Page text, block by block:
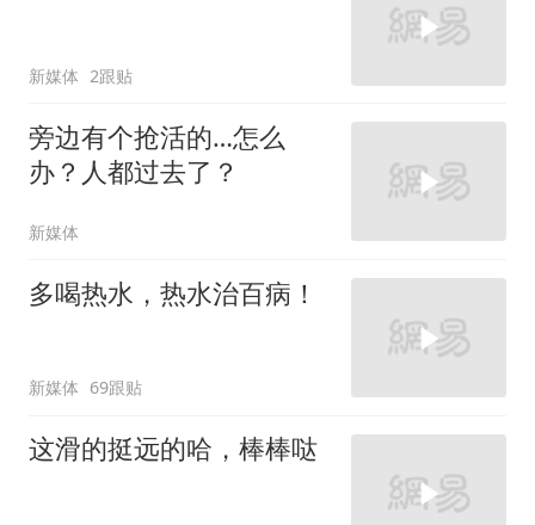
新媒体 2跟贴
旁边有个抢活的…怎么
办？人都过去了？
新媒体
多喝热水，热水治百病！
新媒体 69跟贴
这滑的挺远的哈，棒棒哒